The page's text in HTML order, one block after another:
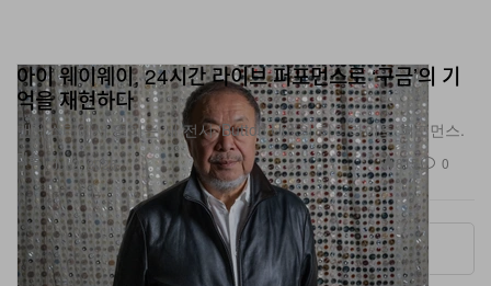
미술
아이 웨이웨이, 24시간 라이브 퍼포먼스로 ‘구금’의 기
억을 재현하다
맨체스터에서 열리는 새 전시 ‘Button Up!’의 하이라이트 퍼포먼스.
Jul 2, 2026 815 0
More ▾